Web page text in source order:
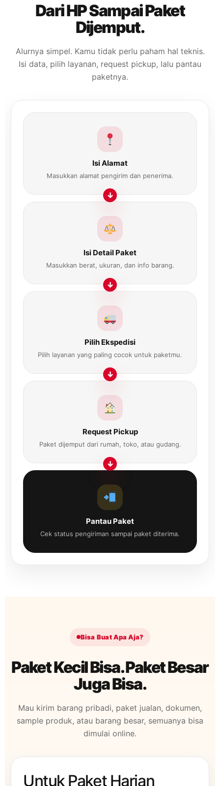
Dari HP Sampai Paket
Dijemput.
Alurnya simpel. Kamu tidak perlu paham hal teknis.
Isi data, pilih layanan, request pickup, lalu pantau
paketnya.
Isi Alamat
Masukkan alamat pengirim dan penerima.
Isi Detail Paket
Masukkan berat, ukuran, dan info barang.
Pilih Ekspedisi
Pilih layanan yang paling cocok untuk paketmu.
Request Pickup
Paket dijemput dari rumah, toko, atau gudang.
Pantau Paket
Cek status pengiriman sampai paket diterima.
Bisa Buat Apa Aja?
Paket Kecil Bisa. Paket Besar
Juga Bisa.
Mau kirim barang pribadi, paket jualan, dokumen,
sample produk, atau barang besar, semuanya bisa
dimulai online.
Untuk Paket Harian